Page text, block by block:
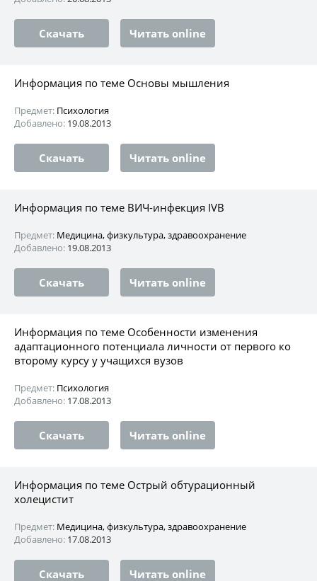
Скачать Читать online
Информация по теме Основы мышления
Предмет: Психология
Добавлено: 19.08.2013
Скачать Читать online
Информация по теме ВИЧ-инфекция IVВ
Предмет: Медицина, физкультура, здравоохранение
Добавлено: 19.08.2013
Скачать Читать online
Информация по теме Особенности изменения
адаптационного потенциала личности от первого ко
второму курсу у учащихся вузов
Предмет: Психология
Добавлено: 17.08.2013
Скачать Читать online
Информация по теме Острый обтурационный
холецистит
Предмет: Медицина, физкультура, здравоохранение
Добавлено: 17.08.2013
Скачать Читать online